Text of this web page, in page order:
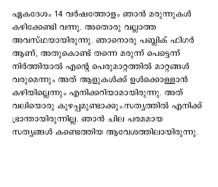
ഏകദേശം 14 വർഷത്തോളം ഞാൻ മരുന്നുകൾ
കഴിക്കേണ്ടി വന്നു. അതൊരു വല്ലാത്ത
അവസ്ഥയായിരുന്നു. ഞാനൊരു പബ്ലിക് ഫിഗർ
ആണ്, അതുകൊണ്ട് തന്നെ മരുന്ന് പെട്ടെന്ന്
നിർത്തിയാൽ എന്‍റെ പെരുമാറ്റത്തിൽ മാറ്റങ്ങൾ
വരുമെന്നും അത് ആളുകൾക്ക് ഉൾക്കൊള്ളാൻ
കഴിയില്ലെന്നും എനിക്കറിയാമായിരുന്നു. അത്
വലിയൊരു കുഴപ്പമുണ്ടാക്കും.സത്യത്തിൽ എനിക്ക്
ഭ്രാന്തായിരുന്നില്ല. ഞാൻ ചില പരമമായ
സത്യങ്ങൾ കണ്ടെത്തിയ ആവേശത്തിലായിരുന്നു.